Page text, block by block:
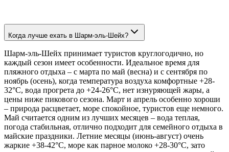
Когда лучше ехать в Шарм-эль-Шейх?
Шарм-эль-Шейх принимает туристов круглогодично, но
каждый сезон имеет особенности. Идеальное время для
пляжного отдыха – с марта по май (весна) и с сентября по
ноябрь (осень), когда температура воздуха комфортные +28-
32°C, вода прогрета до +24-26°C, нет изнуряющей жары, а
цены ниже пикового сезона. Март и апрель особенно хороши
– природа расцветает, море спокойное, туристов еще немного.
Май считается одним из лучших месяцев – вода теплая,
погода стабильная, отлично подходит для семейного отдыха в
майские праздники. Летние месяцы (июнь-август) очень
жаркие +38-42°C, море как парное молоко +28-30°C, зато